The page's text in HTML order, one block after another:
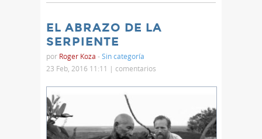
EL ABRAZO DE LA
SERPIENTE
por Roger Koza -Sin categoría
23 Feb, 2016 11:11 | comentarios